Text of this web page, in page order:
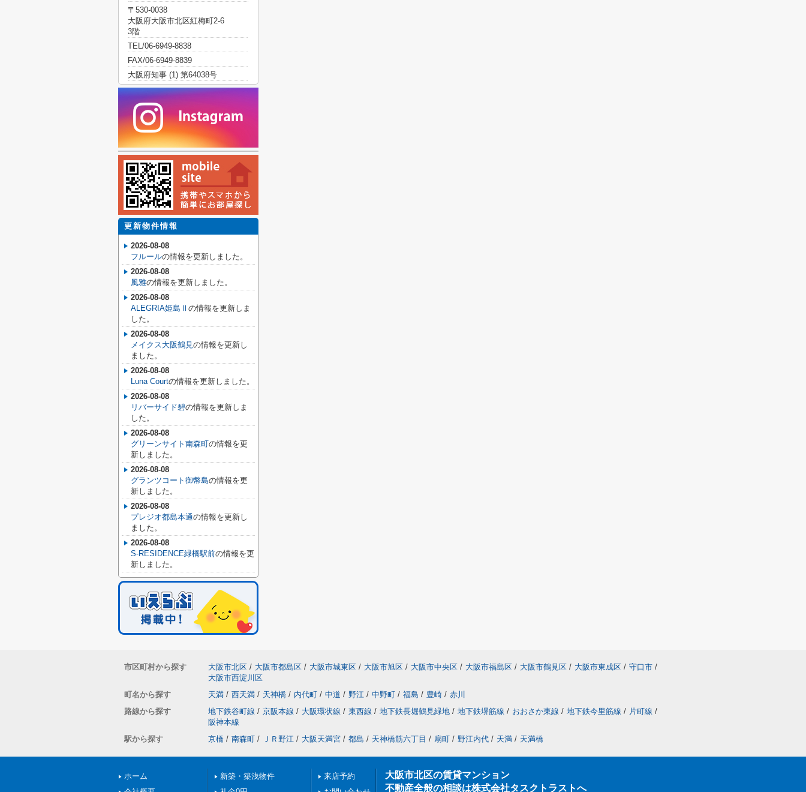
〒530-0038
大阪府大阪市北区紅梅町2-6
3階
TEL/06-6949-8838
FAX/06-6949-8839
大阪府知事 (1) 第64038号
更新物件情報
2026-08-08
フルールの情報を更新しました。
2026-08-08
風雅の情報を更新しました。
2026-08-08
ALEGRIA姫島Ⅱ の情報を更新しま
した。
2026-08-08
メイクス大阪鶴見の情報を更新し
ました。
2026-08-08
Luna Courtの情報を更新しました。
2026-08-08
リバーサイド碧の情報を更新しま
した。
2026-08-08
グリーンサイト南森町の情報を更
新しました。
2026-08-08
グランツコート御幣島の情報を更
新しました。
2026-08-08
プレジオ都島本通の情報を更新し
ました。
2026-08-08
S-RESIDENCE緑橋駅前の情報を更
新しました。
市区町村から探す 大阪市北区 / 大阪市都島区 / 大阪市城東区 / 大阪市旭区 / 大阪市中央区 / 大阪市福島区 / 大阪市鶴見区 / 大阪市東成区 / 守口市 /
大阪市西淀川区
町名から探す
天満 / 西天満 / 天神橋 / 内代町 / 中道 / 野江 / 中野町 / 福島 / 豊崎 / 赤川
路線から探す
地下鉄谷町線 / 京阪本線 / 大阪環状線 / 東西線 / 地下鉄長堀鶴見緑地 / 地下鉄堺筋線 / おおさか東線 / 地下鉄今里筋線 / 片町線 /
阪神本線
駅から探す
京橋 / 南森町 / ＪＲ野江 / 大阪天満宮 / 都島 / 天神橋筋六丁目 / 扇町 / 野江内代 / 天満 / 天満橋
ホーム
新築・築浅物件
来店予約
大阪市北区の賃貸マンション
不動産全般の相談は株式会社タスクトラストへ